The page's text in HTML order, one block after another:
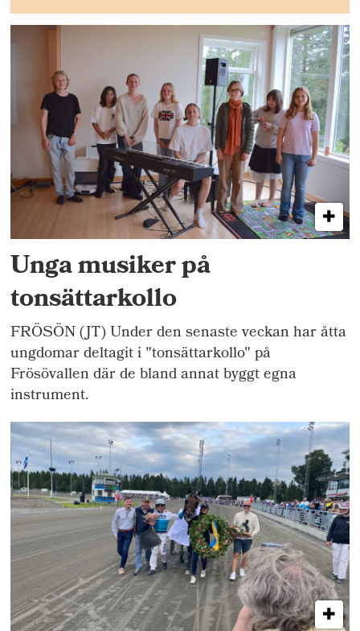
Unga musiker på
tonsättarkollo
FRÖSÖN (JT) Under den senaste veckan har åtta
ungdomar deltagit i "tonsättarkollo" på
Frösövallen där de bland annat byggt egna
instrument.